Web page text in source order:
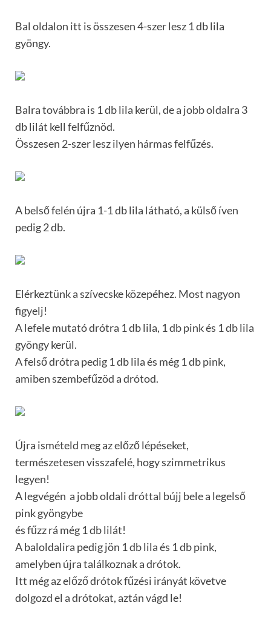
Bal oldalon itt is összesen 4-szer lesz 1 db lila
gyöngy.
Balra továbbra is 1 db lila kerül, de a jobb oldalra 3
db lilát kell felfűznöd.
Összesen 2-szer lesz ilyen hármas felfűzés.
A belső felén újra 1-1 db lila látható, a külső íven
pedig 2 db.
Elérkeztünk a szívecske közepéhez. Most nagyon
figyelj!
A lefele mutató drótra 1 db lila, 1 db pink és 1 db lila
gyöngy kerül.
A felső drótra pedig 1 db lila és még 1 db pink,
amiben szembefűzöd a drótod.
Újra ismételd meg az előző lépéseket,
természetesen visszafelé, hogy szimmetrikus
legyen!
A legvégén a jobb oldali dróttal bújj bele a legelső
pink gyöngybe
és fűzz rá még 1 db lilát!
A baloldalira pedig jön 1 db lila és 1 db pink,
amelyben újra találkoznak a drótok.
Itt még az előző drótok fűzési irányát követve
dolgozd el a drótokat, aztán vágd le!